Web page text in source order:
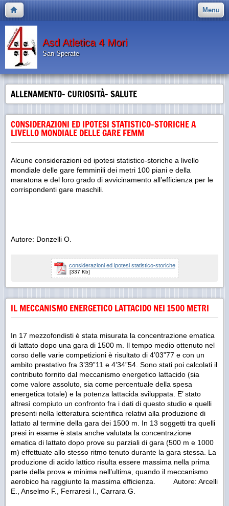
Menu
Asd Atletica 4 Mori
San Sperate
ALLENAMENTO- CURIOSITÀ- SALUTE
CONSIDERAZIONI ED IPOTESI STATISTICO-STORICHE A
LIVELLO MONDIALE DELLE GARE FEMM
Alcune considerazioni ed ipotesi statistico-storiche a livello
mondiale delle gare femminili dei metri 100 piani e della
maratona e del loro grado di avvicinamento all’efficienza per le
corrispondenti gare maschili.
Autore: Donzelli O.
considerazioni ed ipotesi statistico-storiche
[337 Kb]
IL MECCANISMO ENERGETICO LATTACIDO NEI 1500 METRI
In 17 mezzofondisti è stata misurata la concentrazione ematica
di lattato dopo una gara di 1500 m. Il tempo medio ottenuto nel
corso delle varie competizioni è risultato di 4’03”77 e con un
ambito prestativo fra 3’39”11 e 4’34”54. Sono stati poi calcolati il
contributo fornito dal meccanismo energetico lattacido (sia
come valore assoluto, sia come percentuale della spesa
energetica totale) e la potenza lattacida sviluppata. E’ stato
altresì compiuto un confronto fra i dati di questo studio e quelli
presenti nella letteratura scientifica relativi alla produzione di
lattato al termine della gara dei 1500 m. In 13 soggetti tra quelli
presi in esame è stata anche valutata la concentrazione
ematica di lattato dopo prove su parziali di gara (500 m e 1000
m) effettuate allo stesso ritmo tenuto durante la gara stessa. La
produzione di acido lattico risulta essere massima nella prima
parte della prova e minima nell’ultima, quando il meccanismo
aerobico ha raggiunto la massima efficienza. Autore: Arcelli
E., Anselmo F., Ferraresi I., Carrara G.